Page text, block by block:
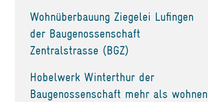
Wohnüberbauung Ziegelei Lufingen
der Baugenossenschaft
Zentralstrasse (BGZ)
Hobelwerk Winterthur der
Baugenossenschaft mehr als wohnen